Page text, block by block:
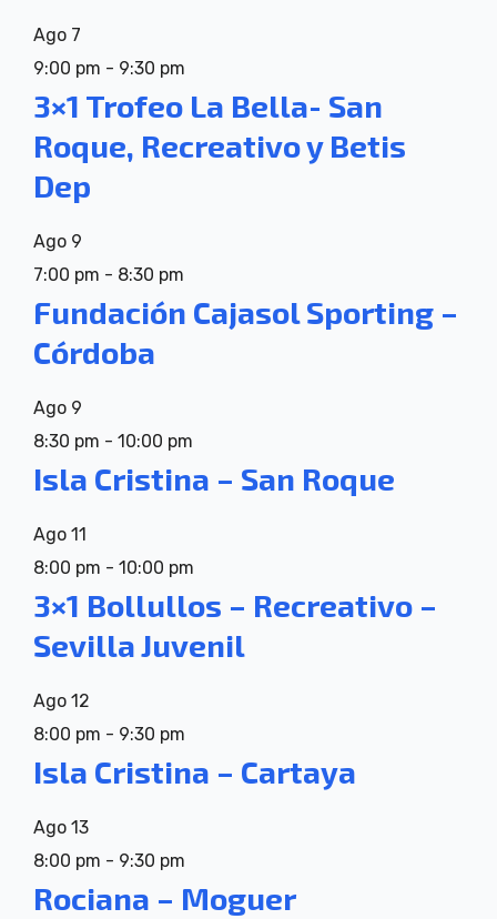
Ago 7
9:00 pm - 9:30 pm
3×1 Trofeo La Bella- San
Roque, Recreativo y Betis
Dep
Ago 9
7:00 pm - 8:30 pm
Fundación Cajasol Sporting –
Córdoba
Ago 9
8:30 pm - 10:00 pm
Isla Cristina – San Roque
Ago 11
8:00 pm - 10:00 pm
3×1 Bollullos – Recreativo –
Sevilla Juvenil
Ago 12
8:00 pm - 9:30 pm
Isla Cristina – Cartaya
Ago 13
8:00 pm - 9:30 pm
Rociana – Moguer